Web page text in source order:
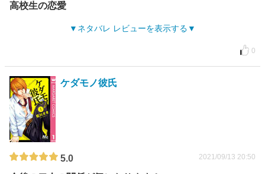
高校生の恋愛
ネタバレ レビューを表示する
0
ケダモノ彼氏
5.0 2021/09/13 20:50